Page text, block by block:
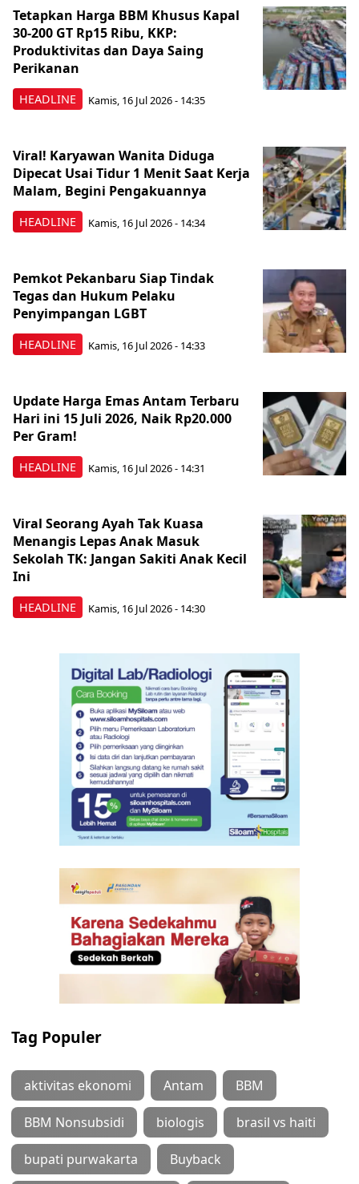
HEADLINE
Tetapkan Harga BBM Khusus Kapal
30-200 GT Rp15 Ribu, KKP:
Produktivitas dan Daya Saing
Perikanan
Kamis, 16 Jul 2026 - 14:35
HEADLINE
Viral! Karyawan Wanita Diduga
Dipecat Usai Tidur 1 Menit Saat Kerja
Malam, Begini Pengakuannya
Kamis, 16 Jul 2026 - 14:34
HEADLINE
Pemkot Pekanbaru Siap Tindak
Tegas dan Hukum Pelaku
Penyimpangan LGBT
Kamis, 16 Jul 2026 - 14:33
HEADLINE
Update Harga Emas Antam Terbaru
Hari ini 15 Juli 2026, Naik Rp20.000
Per Gram!
Kamis, 16 Jul 2026 - 14:31
HEADLINE
Viral Seorang Ayah Tak Kuasa
Menangis Lepas Anak Masuk
Sekolah TK: Jangan Sakiti Anak Kecil
Ini
Kamis, 16 Jul 2026 - 14:30
Tag Populer
aktivitas ekonomi Antam BBM
BBM Nonsubsidi biologis brasil vs haiti
bupati purwakarta Buyback